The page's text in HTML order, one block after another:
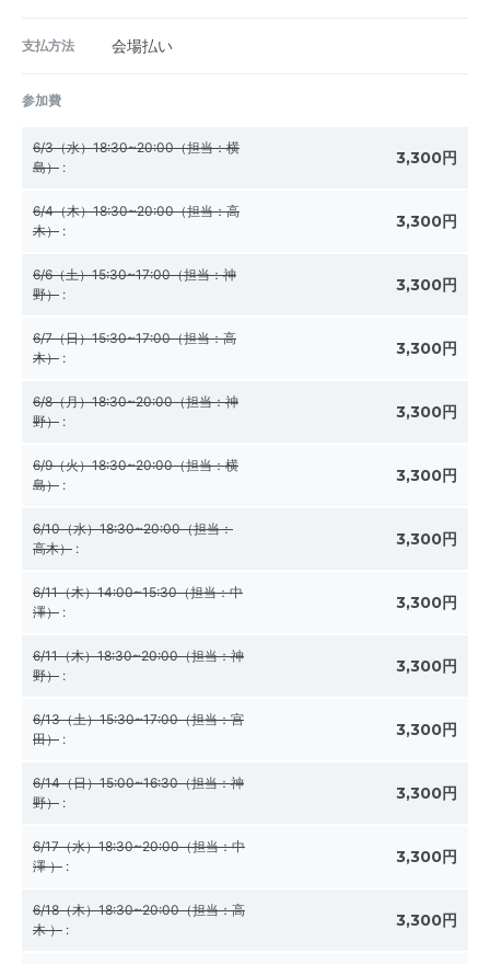
支払方法 会場払い
参加費
6/3（水）18:30~20:00（担当：横
島） : 3,300円
6/4（木）18:30~20:00（担当：高
木） : 3,300円
6/6（土）15:30~17:00（担当：神
野） : 3,300円
6/7（日）15:30~17:00（担当：高
木） : 3,300円
6/8（月）18:30~20:00（担当：神
野） : 3,300円
6/9（火）18:30~20:00（担当：横
島） : 3,300円
6/10（水）18:30~20:00（担当：
高木） : 3,300円
6/11（木）14:00~15:30（担当：中
澤） : 3,300円
6/11（木）18:30~20:00（担当：神
野） : 3,300円
6/13（土）15:30~17:00（担当：宮
田） : 3,300円
6/14（日）15:00~16:30（担当：神
野） : 3,300円
6/17（水）18:30~20:00（担当：中
澤 ） : 3,300円
6/18（木）18:30~20:00（担当：高
木 ） : 3,300円